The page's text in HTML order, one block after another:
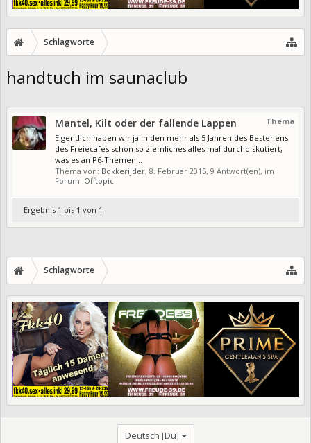
Schlagworte
handtuch im saunaclub
Thema
Mantel, Kilt oder der fallende Lappen
Eigentlich haben wir ja in den mehr als 5 Jahren des Bestehens
des Freiecafes schon so ziemliches alles mal durchdiskutiert,
was es an P6-Themen...
Thema von: Bokkerijder, 8. Februar 2015, 9 Antwort(en), im
Forum: Offtopic
Ergebnis 1 bis 1 von 1
Schlagworte
Deutsch [Du]